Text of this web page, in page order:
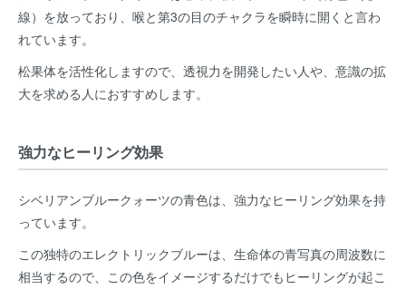
線）を放っており、喉と第3の目のチャクラを瞬時に開くと言わ
れています。
松果体を活性化しますので、透視力を開発したい人や、意識の拡
大を求める人におすすめします。
強力なヒーリング効果
シベリアンブルークォーツの青色は、強力なヒーリング効果を持
っています。
この独特のエレクトリックブルーは、生命体の青写真の周波数に
相当するので、この色をイメージするだけでもヒーリングが起こ